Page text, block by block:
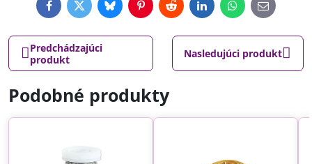
FacebookTwitterBlueskyPinterestRedditLinkedInWhatsApp
E-
mail
Predchádzajúci
produkt
Nasledujúci produkt
Podobné produkty